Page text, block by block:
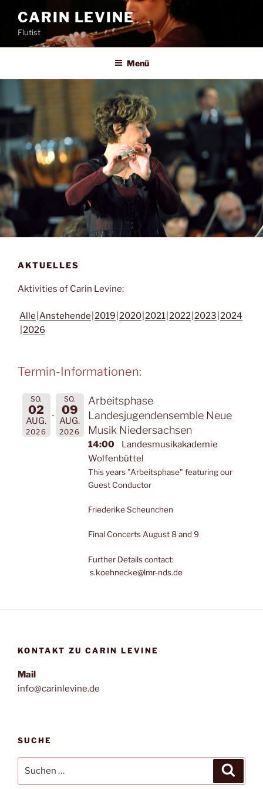
Inhalt
springen
CARIN LEVINE
Flutist
Menü
AKTUELLES
Aktivities of Carin Levine:
Alle Anstehende 2019 2020 2021 2022 2023 2024
2026
Termin-Informationen:
SO.
02
AUG.
2026
SO.
09
AUG.
2026
Arbeitsphase
Landesjugendensemble Neue
Musik Niedersachsen
14:00
Landesmusikakademie
Wolfenbüttel
This years "Arbeitsphase" featuring our
Guest Conductor
Friederike Scheunchen
Final Concerts August 8 and 9
Further Details contact:
s.koehnecke@lmr-nds.de
KONTAKT ZU CARIN LEVINE
Mail
info@carinlevine.de
SUCHE
nach: